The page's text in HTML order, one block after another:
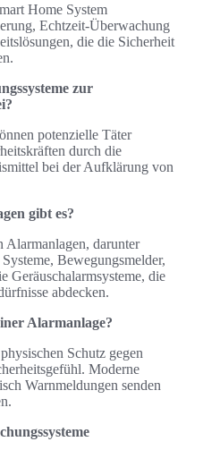
Home System
Echtzeit-Überwachung
die die Sicherheit
zur
potenzielle Täter
durch die
bei der Aufklärung von
gibt es?
Alarmanlagen, darunter
Bewegungsmelder,
Geräuschalarmsysteme, die
abdecken.
Alarmanlage?
Schutz gegen
Moderne
Warnmeldungen senden